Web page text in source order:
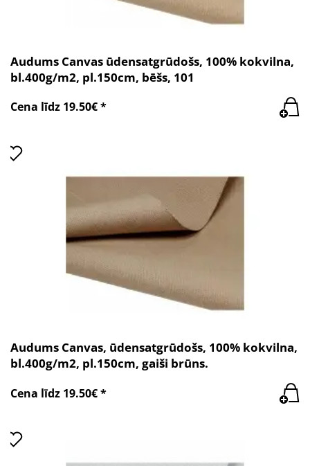
Audums Canvas ūdensatgrūdošs, 100% kokvilna,
bl.400g/m2, pl.150cm, bēšs, 101
Cena līdz 19.50€ *
Audums Canvas, ūdensatgrūdošs, 100% kokvilna,
bl.400g/m2, pl.150cm, gaiši brūns.
Cena līdz 19.50€ *